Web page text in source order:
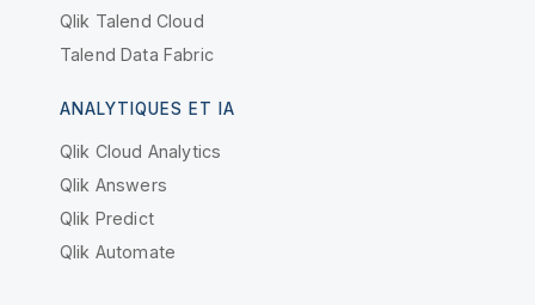
Qlik Talend Cloud
Talend Data Fabric
ANALYTIQUES ET IA
Qlik Cloud Analytics
Qlik Answers
Qlik Predict
Qlik Automate